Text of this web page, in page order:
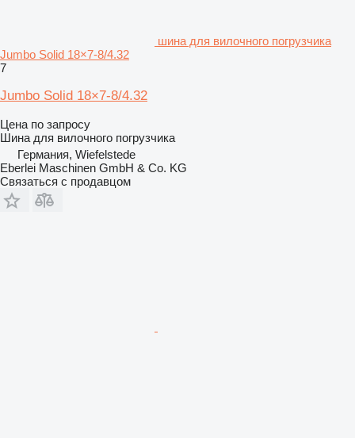
шина для вилочного погрузчика
Jumbo Solid 18×7-8/4.32
7
Jumbo Solid 18×7-8/4.32
Цена по запросу
Шина для вилочного погрузчика
Германия, Wiefelstede
Eberlei Maschinen GmbH & Co. KG
Связаться с продавцом